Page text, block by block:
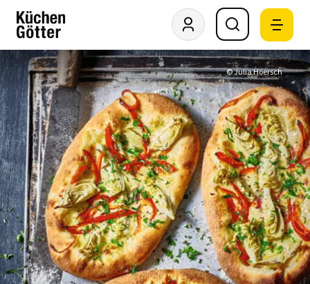
© Julia Hoersch